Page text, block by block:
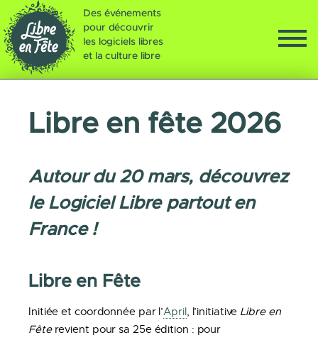
Des événements
pour découvrir
les logiciels libres
et la culture libre
Libre en fête 2026
Autour du 20 mars, découvrez
le Logiciel Libre partout en
France !
Libre en Fête
Initiée et coordonnée par l’April, l’initiative Libre en
Fêterevient pour sa 25e édition : pour